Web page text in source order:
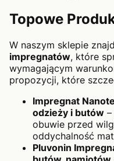
Topowe
W naszym sklepie
impregnatów, które
wymagającym
propozycji, które
Impregnat
odzieży i butów
obuwie przed
oddychalność
Pluvonin